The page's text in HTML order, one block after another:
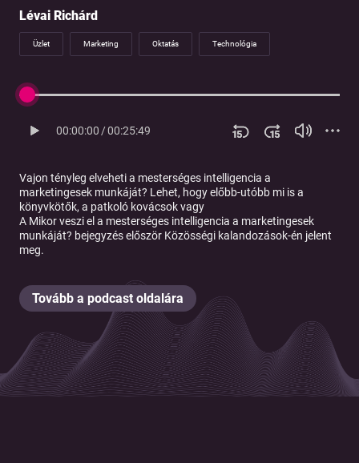
Lévai Richárd
Üzlet Marketing Oktatás Technológia
00:00:00/00:25:49
Vajon tényleg elveheti a mesterséges intelligencia a
marketingesek munkáját? Lehet, hogy előbb-utóbb mi is a
könyvkötők, a patkoló kovácsok vagy
A Mikor veszi el a mesterséges intelligencia a marketingesek
munkáját? bejegyzés először Közösségi kalandozások-én jelent
meg.
Tovább a podcast oldalára